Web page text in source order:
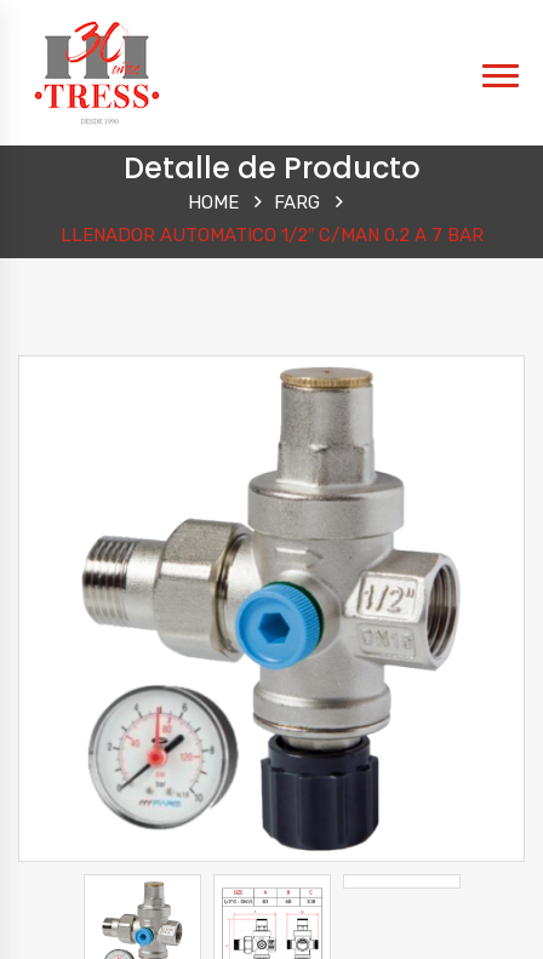
Detalle de Producto
HOME
FARG
LLENADOR AUTOMATICO 1/2″ C/MAN 0.2 A 7 BAR